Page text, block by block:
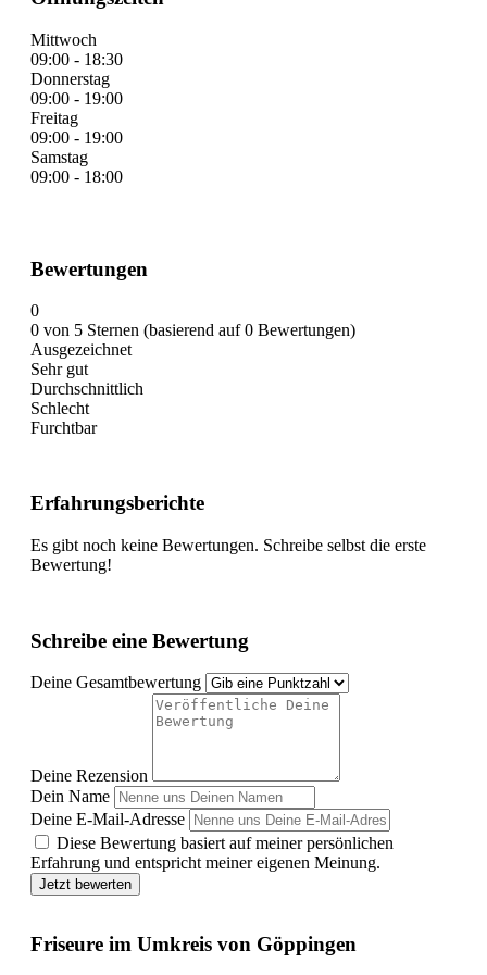
Mittwoch
09:00 - 18:30
Donnerstag
09:00 - 19:00
Freitag
09:00 - 19:00
Samstag
09:00 - 18:00
Bewertungen
0
0 von 5 Sternen (basierend auf 0 Bewertungen)
Ausgezeichnet
Sehr gut
Durchschnittlich
Schlecht
Furchtbar
Erfahrungsberichte
Es gibt noch keine Bewertungen. Schreibe selbst die erste
Bewertung!
Schreibe eine Bewertung
Deine Gesamtbewertung
Deine Rezension
Dein Name
Deine E-Mail-Adresse
Diese Bewertung basiert auf meiner persönlichen
Erfahrung und entspricht meiner eigenen Meinung.
Jetzt bewerten
Friseure im Umkreis von Göppingen